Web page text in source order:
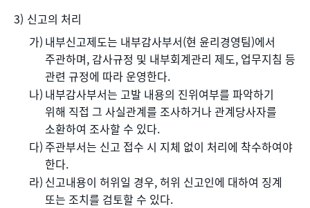
신고의 처리
내부신고제도는 내부감사부서(현 윤리경영팀)에서
주관하며, 감사규정 및 내부회계관리 제도, 업무지침 등
관련 규정에 따라 운영한다.
내부감사부서는 고발 내용의 진위여부를 파악하기
위해 직접 그 사실관계를 조사하거나 관계당사자를
소환하여 조사할 수 있다.
주관부서는 신고 접수 시 지체 없이 처리에 착수하여야
한다.
신고내용이 허위일 경우, 허위 신고인에 대하여 징계
또는 조치를 검토할 수 있다.